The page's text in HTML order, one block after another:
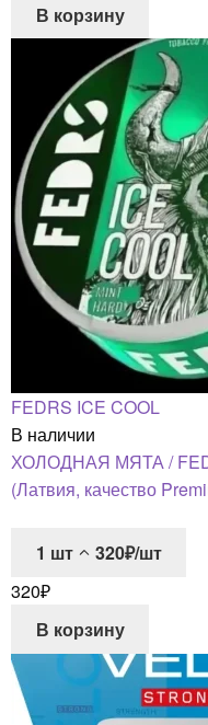
В корзину
FEDRS ICE COOL
В наличии
ХОЛОДНАЯ МЯТА /
(Латвия, качество
1 шт
320₽/шт
320₽
В корзину